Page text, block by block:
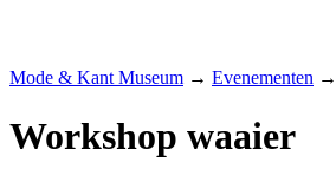
Mode & Kant Museum → Evenementen →
Workshop waaier